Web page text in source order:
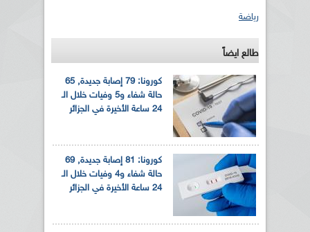
رياضة
طالع ايضاً
كورونا: 79 إصابة جديدة, 65
حالة شفاء و5 وفيات خلال الـ
24 ساعة الأخيرة في الجزائر
كورونا: 81 إصابة جديدة, 69
حالة شفاء و4 وفيات خلال الـ
24 ساعة الأخيرة في الجزائر